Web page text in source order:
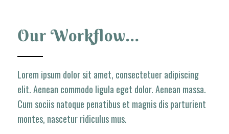
Our Workflow…
Lorem ipsum dolor sit amet, consectetuer adipiscing
elit. Aenean commodo ligula eget dolor. Aenean massa.
Cum sociis natoque penatibus et magnis dis parturient
montes, nascetur ridiculus mus.